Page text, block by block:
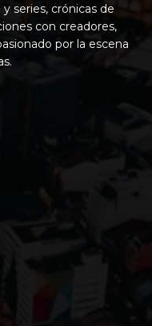
series, crónicas de
con creadores,
por la escena